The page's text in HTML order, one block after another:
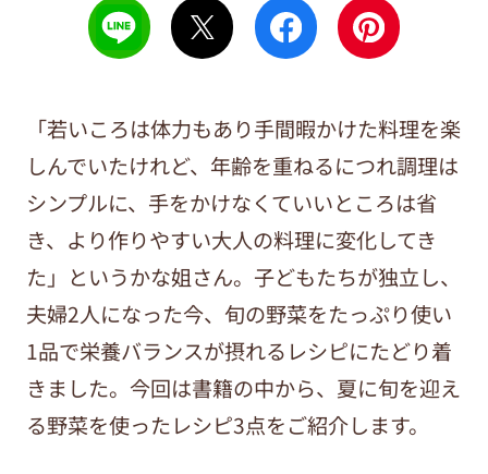
「若いころは体力もあり手間暇かけた料理を楽
しんでいたけれど、年齢を重ねるにつれ調理は
シンプルに、手をかけなくていいところは省
き、より作りやすい大人の料理に変化してき
た」というかな姐さん。子どもたちが独立し、
夫婦2人になった今、旬の野菜をたっぷり使い
1品で栄養バランスが摂れるレシピにたどり着
きました。今回は書籍の中から、夏に旬を迎え
る野菜を使ったレシピ3点をご紹介します。